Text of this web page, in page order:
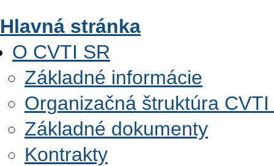
Hlavná stránka
O CVTI SR
Základné informácie
Organizačná štruktúra CVTI
Základné dokumenty
Kontrakty